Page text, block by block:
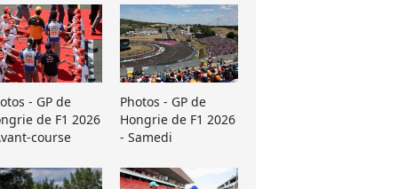
- GP de
de F1 2026
course
Photos - GP de
Hongrie de F1 2026
- Samedi